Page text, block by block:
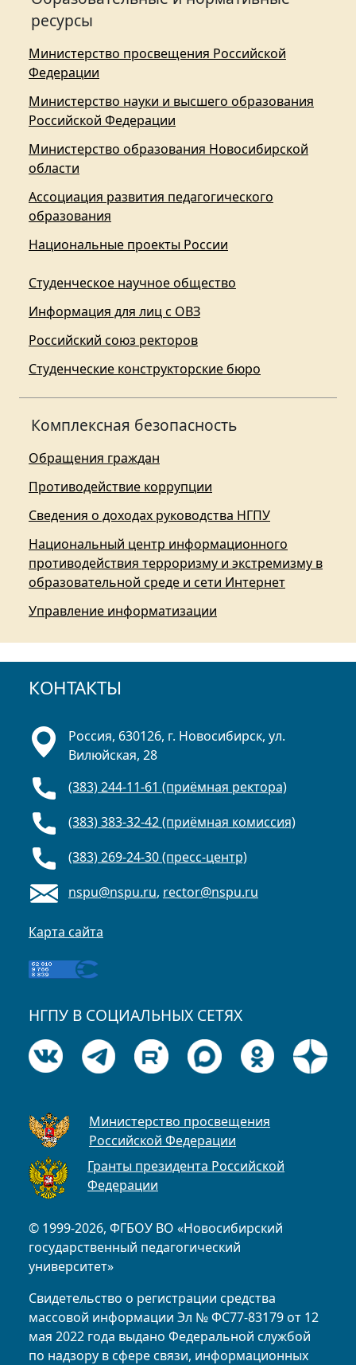
ресурсы
Министерство просвещения Российской
Федерации
Министерство науки и высшего образования
Российской Федерации
Министерство образования Новосибирской
области
Ассоциация развития педагогического
образования
Национальные проекты России
Студенческое научное общество
Информация для лиц с ОВЗ
Российский союз ректоров
Студенческие конструкторские бюро
Комплексная безопасность
Обращения граждан
Противодействие коррупции
Сведения о доходах руководства НГПУ
Национальный центр информационного
противодействия терроризму и экстремизму в
образовательной среде и сети Интернет
Управление информатизации
КОНТАКТЫ
© 1999-2026, ФГБОУ ВО «Новосибирский
государственный педагогический
университет»
Свидетельство о регистрации средства
массовой информации Эл № ФС77-83179 от 12
мая 2022 года выдано Федеральной службой
по надзору в сфере связи, информационных
Россия, 630126, г. Новосибирск, ул.
Вилюйская, 28
(383) 244-11-61 (приёмная ректора)
(383) 383-32-42 (приёмная комиссия)
(383) 269-24-30 (пресс-центр)
nspu@nspu.ru, rector@nspu.ru
Карта сайта
НГПУ В СОЦИАЛЬНЫХ СЕТЯХ
Министерство просвещения
Российской Федерации
Гранты президента Российской
Федерации